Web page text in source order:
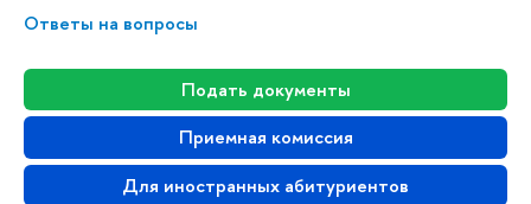
Ответы на вопросы
Подать документы
Приемная комиссия
Для иностранных абитуриентов